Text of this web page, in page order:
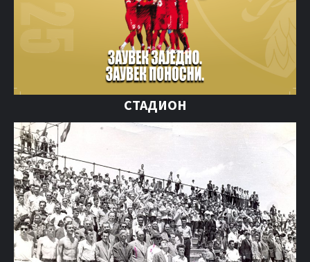
СТАДИОН